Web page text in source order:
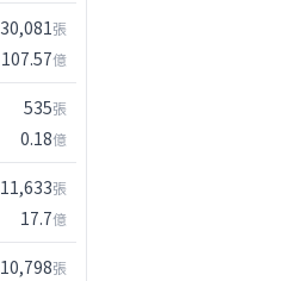
30,081張
107.57億
535張
0.18億
11,633張
17.7億
10,798張